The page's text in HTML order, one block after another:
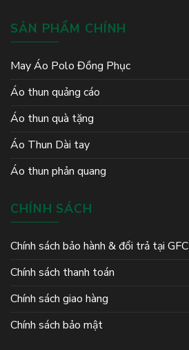
SẢN PHẨM CHÍNH
May Áo Polo Đồng Phục
Áo thun quảng cáo
Áo thun quà tặng
Áo Thun Dài tay
Áo thun phản quang
CHÍNH SÁCH
Chính sách bảo hành & đổi trả tại GFC
Chính sách thanh toán
Chính sách giao hàng
Chính sách bảo mật